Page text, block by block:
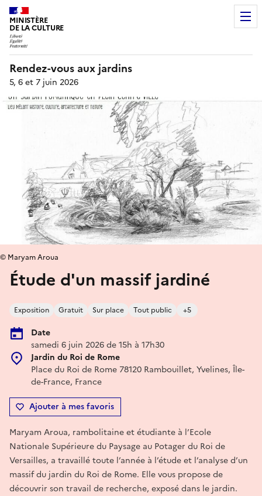
MINISTÈRE
DE LA CULTURE
Rendez-vous aux jardins
5, 6 et 7 juin 2026
Étude d'un massif jardiné
Exposition Gratuit Sur place Tout public +5
Date
samedi 6 juin 2026 de 15h à 17h30
Jardin du Roi de Rome
Place du Roi de Rome 78120 Rambouillet, Yvelines, Île-
de-France, France
Ajouter à mes favoris
© Maryam Aroua
Maryam Aroua, rambolitaine et étudiante à l’Ecole
Nationale Supérieure du Paysage au Potager du Roi de
Versailles, a travaillé toute l’année à l’étude et l’analyse d’un
massif du jardin du Roi de Rome. Elle vous propose de
découvrir son travail de recherche, exposé dans le jardin.